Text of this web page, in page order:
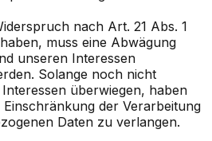
nach Art. 21 Abs. 1
muss eine Abwägung
unseren Interessen
Solange noch nicht
überwiegen, haben
Einschränkung der Verarbeitung
Daten zu verlangen.